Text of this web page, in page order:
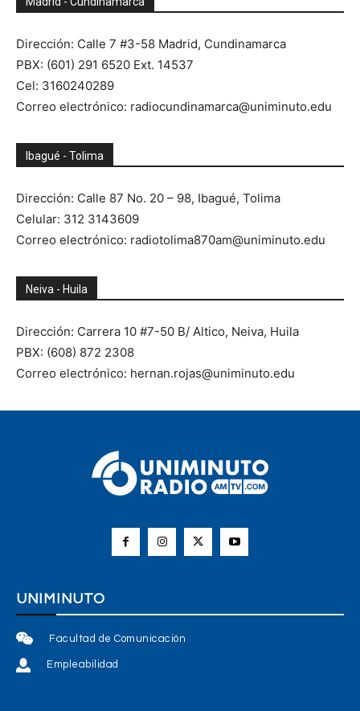
Dirección: Calle 7 #3-58 Madrid, Cundinamarca
PBX: (601) 291 6520 Ext. 14537
Cel: 3160240289
Correo electrónico: radiocundinamarca@uniminuto.edu
Ibagué - Tolima
Dirección: Calle 87 No. 20 – 98, Ibagué, Tolima
Celular: 312 3143609
Correo electrónico: radiotolima870am@uniminuto.edu
Neiva - Huila
Dirección: Carrera 10 #7-50 B/ Altico, Neiva, Huila
PBX: (608) 872 2308
Correo electrónico: hernan.rojas@uniminuto.edu
UNIMINUTO
Facultad de Comunicación
Empleabilidad